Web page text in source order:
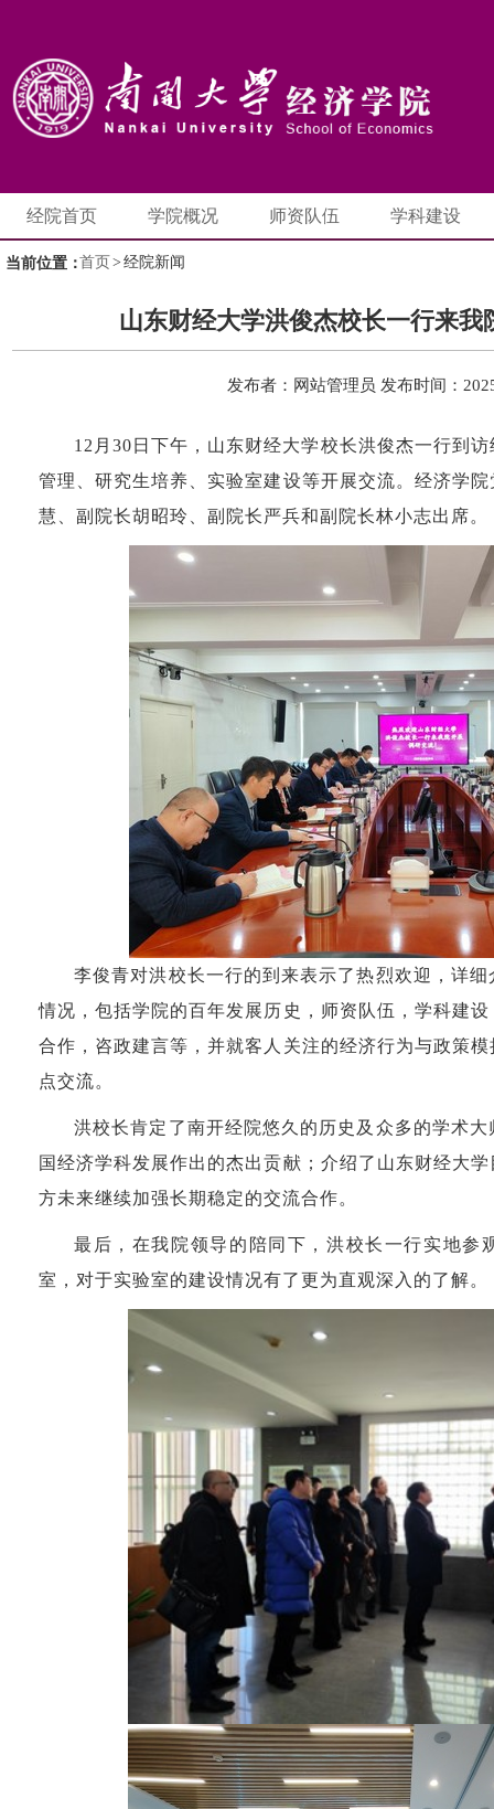
经院首页 学院概况 师资队伍 学科建设
当前位置：首页 > 经院新闻
山东财经大学洪俊杰校长一行来我
发布者：网站管理员 发布时间：
12月30日下午，山东财经大学校长洪俊杰一行到
管理、研究生培养、实验室建设等开展交流。经济学
慧、副院长胡昭玲、副院长严兵和副院长林小志出席。
李俊青对洪校长一行的到来表示了热烈欢迎，详
情况，包括学院的百年发展历史，师资队伍，学科建
合作，咨政建言等，并就客人关注的经济行为与政策
点交流。
洪校长肯定了南开经院悠久的历史及众多的学术
国经济学科发展作出的杰出贡献；介绍了山东财经大
方未来继续加强长期稳定的交流合作。
最后，在我院领导的陪同下，洪校长一行实地参
室，对于实验室的建设情况有了更为直观深入的了解。